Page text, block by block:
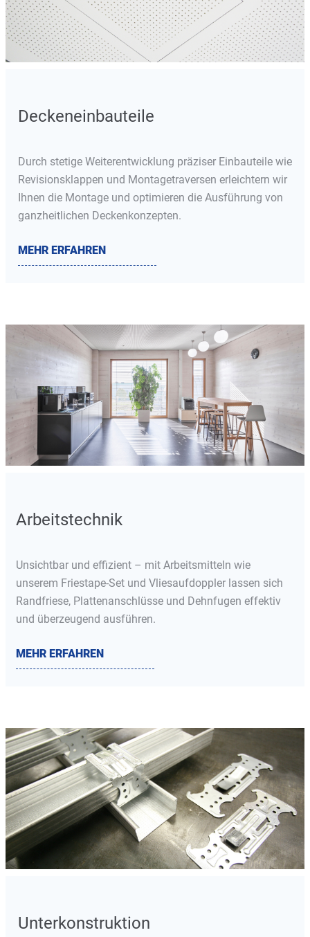
Deckeneinbauteile
Durch stetige Weiterentwicklung präziser Einbauteile wie
Revisionsklappen und Montagetraversen erleichtern wir
Ihnen die Montage und optimieren die Ausführung von
ganzheitlichen Deckenkonzepten.
MEHR ERFAHREN
Arbeitstechnik
Unsichtbar und effizient – mit Arbeitsmitteln wie
unserem Friestape-Set und Vliesaufdoppler lassen sich
Randfriese, Plattenanschlüsse und Dehnfugen effektiv
und überzeugend ausführen.
MEHR ERFAHREN
Unterkonstruktion